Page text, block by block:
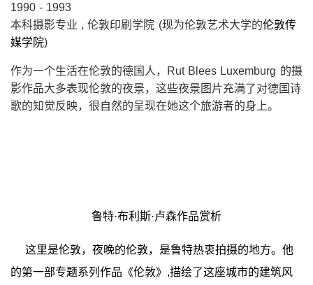
1990 - 1993
本科摄影专业 , 伦敦印刷学院 (现为伦敦艺术大学的伦敦传
媒学院)
作为一个生活在伦敦的德国人，Rut Blees Luxemburg 的摄
影作品大多表现伦敦的夜景，这些夜景图片充满了对德国诗
歌的知觉反映，很自然的呈现在她这个旅游者的身上。
鲁特·布利斯·卢森作品赏析
这里是伦敦，夜晚的伦敦，是鲁特热衷拍摄的地方。他
的第一部专题系列作品《伦敦》,描绘了这座城市的建筑风